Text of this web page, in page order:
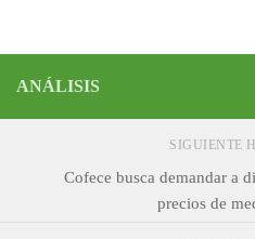
ANÁLISIS
SIGUIENTE
Cofece busca demandar a
precios de